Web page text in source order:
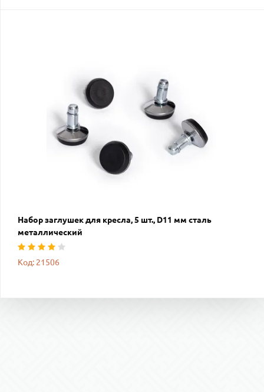
Набор заглушек для кресла, 5 шт., D11 мм сталь
металлический
Код: 21506